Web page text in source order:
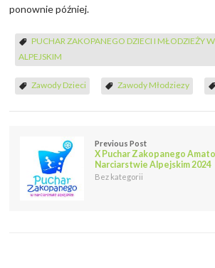
ponownie później.
PUCHAR ZAKOPANEGO DZIECI I MŁODZIEŻY
ALPEJSKIM
Zawody Dzieci Zawody Młodziezy
Previous Post
X Puchar Zakopanego
Narciarstwie Alpejskim 2024
Bez kategorii